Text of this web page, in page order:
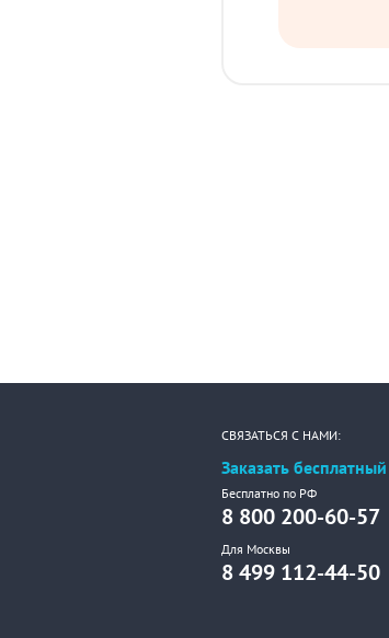
СВЯЗАТЬСЯ С НАМИ:
Заказать
Бесплатно по РФ
8 800 200-60-57
Для Москвы
8 499 112-44-50